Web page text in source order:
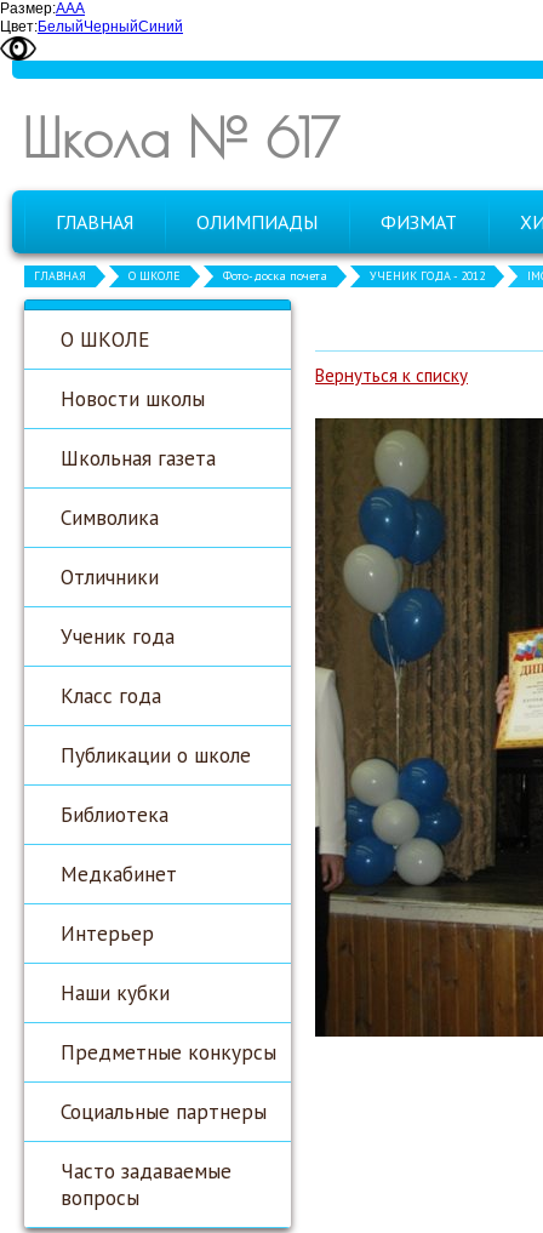
Размер:ААА
Цвет:БелыйЧерныйСиний
Школа № 617
ГЛАВНАЯ ОЛИМПИАДЫ ФИЗМАТ
ГЛАВНАЯ О ШКОЛЕ Фото-доска почета УЧЕНИК ГОДА - 2012
О ШКОЛЕ
Новости школы
Школьная газета
Символика
Отличники
Ученик года
Класс года
Публикации о школе
Библиотека
Медкабинет
Интерьер
Наши кубки
Предметные конкурсы
Социальные партнеры
Часто задаваемые
вопросы
Вернуться к списку